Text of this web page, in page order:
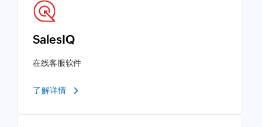
SalesIQ
在线客服软件
了解详情